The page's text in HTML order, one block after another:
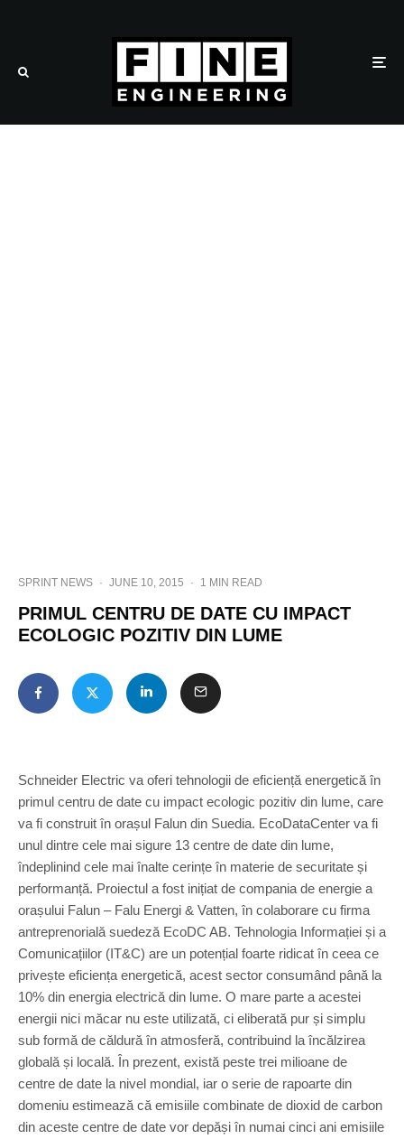
SPRINT NEWS · JUNE 10, 2015 · 1 MIN READ
PRIMUL CENTRU DE DATE CU IMPACT
ECOLOGIC POZITIV DIN LUME
Schneider Electric va oferi tehnologii de eficiență energetică în
primul centru de date cu impact ecologic pozitiv din lume, care
va fi construit în orașul Falun din Suedia. EcoDataCenter va fi
unul dintre cele mai sigure 13 centre de date din lume,
îndeplinind cele mai înalte cerințe în materie de securitate și
performanță. Proiectul a fost inițiat de compania de energie a
orașului Falun – Falu Energi & Vatten, în colaborare cu firma
antreprenorială suedeză EcoDC AB. Tehnologia Informației și a
Comunicațiilor (IT&C) are un potențial foarte ridicat în ceea ce
privește eficiența energetică, acest sector consumând până la
10% din energia electrică din lume. O mare parte a acestei
energii nici măcar nu este utilizată, ci eliberată pur și simplu
sub formă de căldură în atmosferă, contribuind la încălzirea
globală și locală. În prezent, există peste trei milioane de
centre de date la nivel mondial, iar o serie de rapoarte din
domeniu estimează că emisiile combinate de dioxid de carbon
din aceste centre de date vor depăși în numai cinci ani emisiile